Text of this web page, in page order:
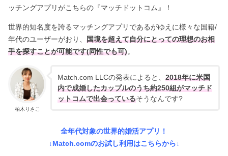
ッチングアプリがこちらの『マッチドットコム』！
世界的知名度を誇るマッチングアプリであるがゆえに様々な国籍/
年代のユーザーがおり、国境を超えて自分にとっての理想のお相
手を探すことが可能です(同性でも可)。
柏木りさこ
Match.com LLCの発表によると、 2018年に米国
内で成婚したカップルのうち約250組がマッチド
ットコムで出会っているそうなんです?
全年代対象の世界的婚活アプリ！
↓Match.comのお試し利用はこちらから↓